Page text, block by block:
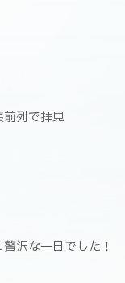
列で拝見
沢な一日でした！